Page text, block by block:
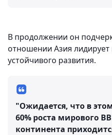
В продолжении он
отношении Азия лидирует
устойчивого развития.
"Ожидается, что в
60% роста мирового
континента